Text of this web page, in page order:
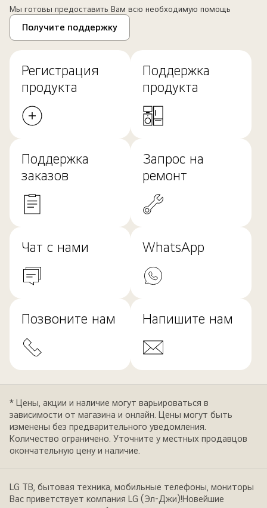
Мы готовы предоставить Вам всю необходимую помощь
Получите поддержку
Регистрация
продукта
Поддержка
продукта
Поддержка
заказов
Запрос на
ремонт
Чат с нами WhatsApp
Позвоните нам Напишите нам
* Цены, акции и наличие могут варьироваться в
зависимости от магазина и онлайн. Цены могут быть
изменены без предварительного уведомления.
Количество ограничено. Уточните у местных продавцов
окончательную цену и наличие.
LG ТВ, бытовая техника, мобильные телефоны, мониторы
Вас приветствует компания LG (Эл-Джи)!Новейшие